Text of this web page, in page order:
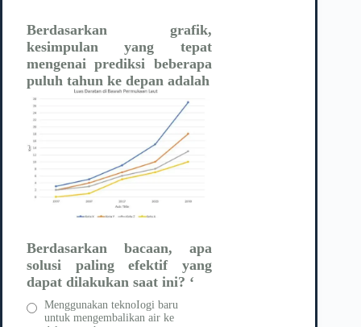
Berdasarkan grafik,
kesimpulan yang tepat
mengenai prediksi beberapa
puluh tahun ke depan adalah
Berdasarkan bacaan, apa
solusi palingefektif yang
dapat dilakukan saat ini? ‘
Menggunakan teknoIogi baru
untuk mengembalikan air ke